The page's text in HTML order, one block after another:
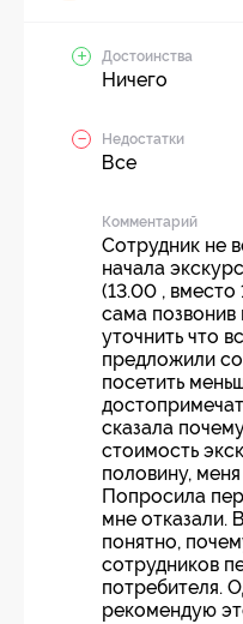
Достоинства
Ничего
Недостатки
Все
Комментарий
Сотрудник не
начала
(13.00 , вместо
сама позвонив
уточнить что
предложили
посетить
сказала
стоимость
половину,
Попросила
мне отказали.
понятно,
сотрудников
потребителя.
рекомендую